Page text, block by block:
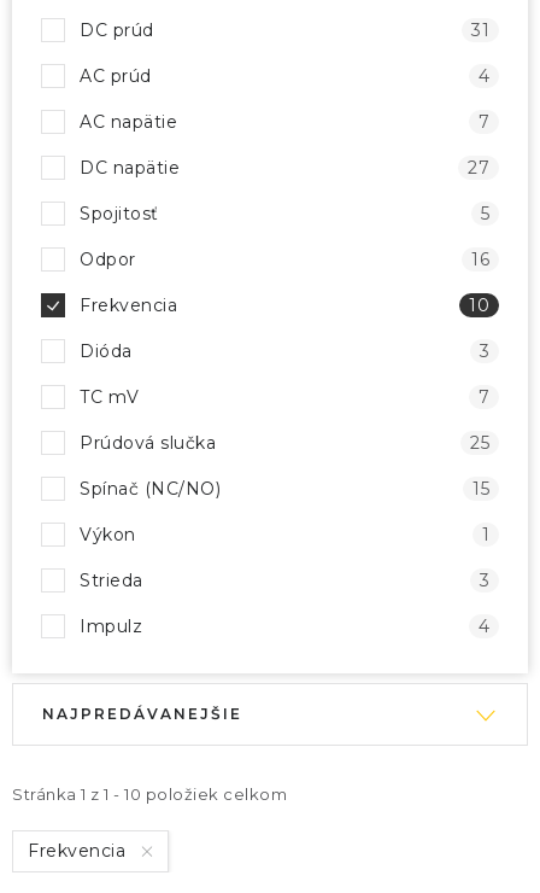
DC prúd 31
AC prúd 4
AC napätie 7
DC napätie 27
Spojitosť 5
Odpor 16
Frekvencia 10
Dióda 3
TC mV 7
Prúdová slučka 25
Spínač (NC/NO) 15
Výkon 1
Strieda 3
Impulz 4
i
s
p
Stránka 1 z 1 - 10 položiek celkom
e
n
i
NAJPREDÁVANEJŠIE
Frekvencia